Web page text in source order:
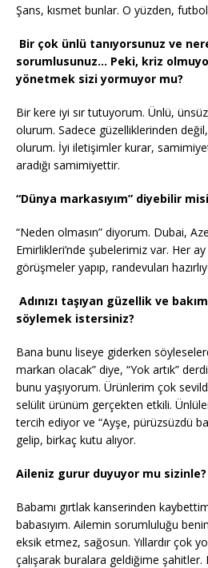
Şans, kısmet bunlar. O yüzden,
Bir çok ünlü tanıyorsunuz ve
sorumlusunuz… Peki, kriz
yönetmek sizi yormuyor mu?
Bir kere iyi sır tutuyorum. Ünlü,
olurum. Sadece güzelliklerinden
olurum. İyi iletişimler kurar,
aradığı samimiyettir.
“Dünya markasıyım” diyebilir
“Neden olmasın” diyorum. Dubai,
Emirlikleri’nde şubelerimiz var. Her
görüşmeler yapıp, randevuları
Adınızı taşıyan güzellik ve
söylemek istersiniz?
Bana bunu liseye giderken
markan olacak” diye, “Yok artık”
bunu yaşıyorum. Ürünlerim çok
selülit ürünüm gerçekten etkili.
tercih ediyor ve “Ayşe, pürüzsüzdü
gelip, birkaç kutu alıyor.
Aileniz gurur duyuyor mu sizinle?
Babamı gırtlak kanserinden
babasıyım. Ailemin sorumluluğu
eksik etmez, sağosun. Yıllardır çok
çalışarak buralara geldiğime şahitler.